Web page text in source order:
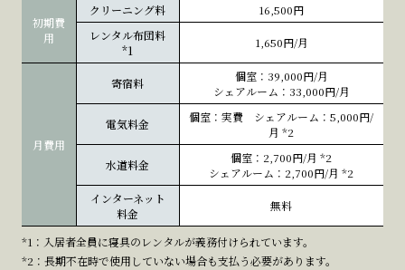
初期費
用
クリーニング料
16,500円
レンタル布団料
*1
1,650円/月
月費用
寄宿料
個室：39,000円/月
シェアルーム：33,000円/月
電気料金
個室：実費 シェアルーム：5,000円/
月*2
水道料金 個室：2,700円/月*2
シェアルーム：2,700円/月*2
インターネット
料金
無料
*1：入居者全員に寝具のレンタルが義務付けられています。
*2：長期不在時で使用していない場合も支払う必要があります。